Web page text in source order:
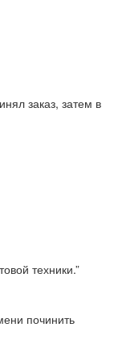
заказ, затем в
техники.”
починить